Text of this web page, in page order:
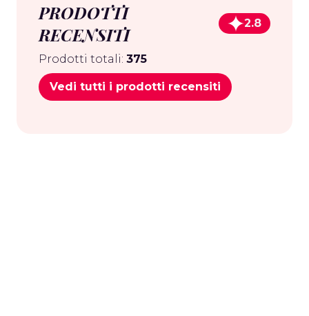
PRODOTTI
RECENSITI
2.8
Prodotti totali: 375
Vedi tutti i prodotti recensiti